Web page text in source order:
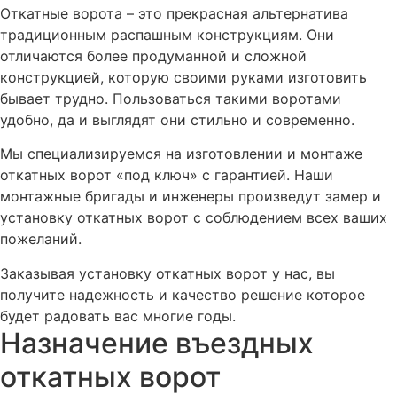
Откатные ворота – это прекрасная альтернатива
традиционным распашным конструкциям. Они
отличаются более продуманной и сложной
конструкцией, которую своими руками изготовить
бывает трудно. Пользоваться такими воротами
удобно, да и выглядят они стильно и современно.
Мы специализируемся на изготовлении и монтаже
откатных ворот «под ключ» с гарантией. Наши
монтажные бригады и инженеры произведут замер и
установку откатных ворот с соблюдением всех ваших
пожеланий.
Заказывая установку откатных ворот у нас, вы
получите надежность и качество решение которое
будет радовать вас многие годы.
Назначение въездных
откатных ворот